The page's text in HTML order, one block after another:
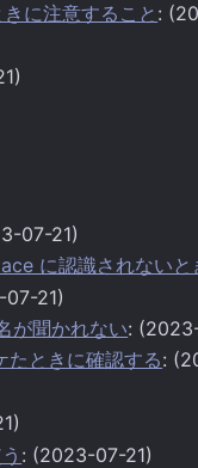
に注意すること:
07-21)
に認識されないと
21)
が聞かれない:
ときに確認する:
: (2023-07-21)